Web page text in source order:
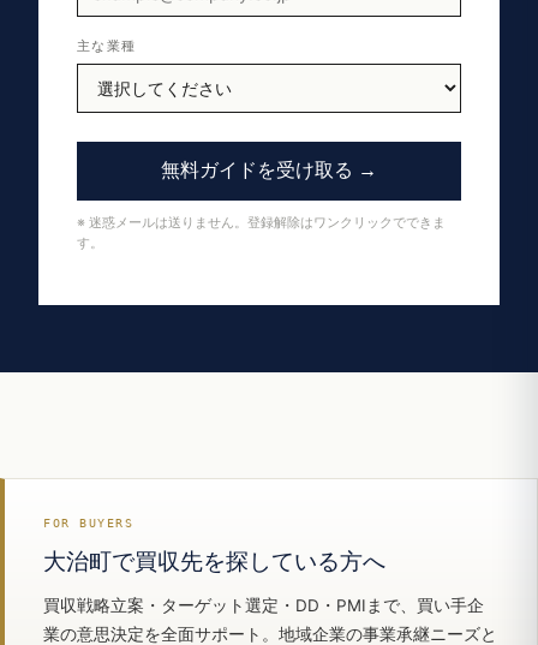
主な業種
無料ガイドを受け取る →
※ 迷惑メールは送りません。登録解除はワンクリックでできま
す。
FOR BUYERS
大治町で買収先を探している方へ
買収戦略立案・ターゲット選定・DD・PMIまで、買い手企
業の意思決定を全面サポート。地域企業の事業承継ニーズと